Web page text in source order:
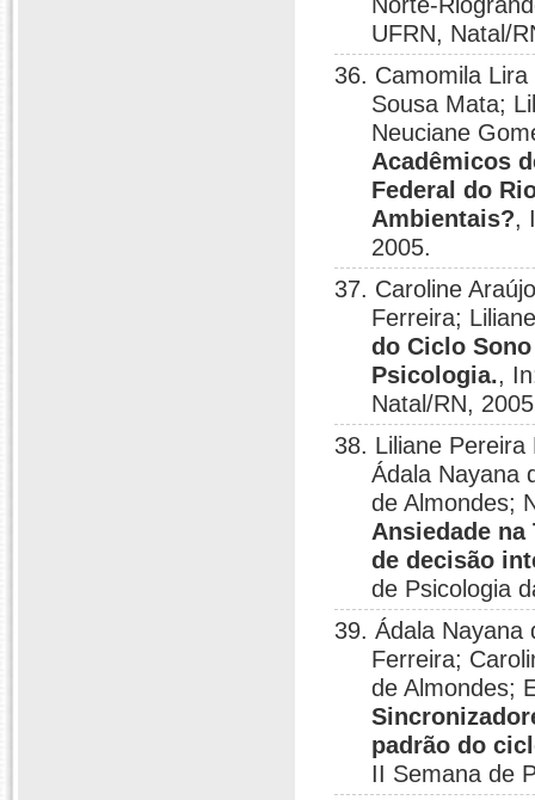
UFRN, Natal/
36. Camomila
Sousa Mata;
Neuciane
Acadêmicos
Federal do
Ambientais?,
2005.
37. Caroline
Ferreira;
do Ciclo
Psicologia.,
Natal/RN,
38. Liliane
Ádala Nayana
de Almondes;
Ansiedade na
de decisão
de Psicologia
39. Ádala Nayana
Ferreira;
de Almondes;
padrão do
II Semana de